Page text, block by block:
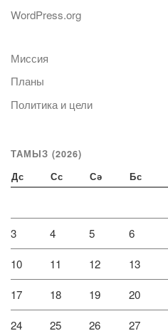
WordPress.org
Миссия
Планы
Политика и цели
ТАМЫЗ (2026)
Дс Сс Сә Бс
3 4 5 6
10 11 12 13
17 18 19 20
24 25 26 27